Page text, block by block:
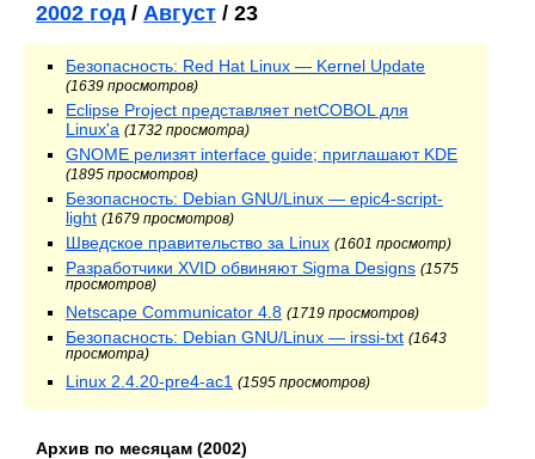
2002 год/ Август / 23
Безопасность: Red Hat Linux — Kernel Update
(1639 просмотров)
Eclipse Project представляет netCOBOL для
Linux'а (1732 просмотра)
GNOME релизят interface guide; приглашают KDE
(1895 просмотров)
Безопасность: Debian GNU/Linux — epic4-script-
light (1679 просмотров)
Шведское правительство за Linux (1601 просмотр)
Разработчики XVID обвиняют Sigma Designs (1575
просмотров)
Netscape Communicator 4.8 (1719 просмотров)
Безопасность: Debian GNU/Linux — irssi-txt (1643
просмотра)
Linux 2.4.20-pre4-ac1 (1595 просмотров)
Архив по месяцам (2002)